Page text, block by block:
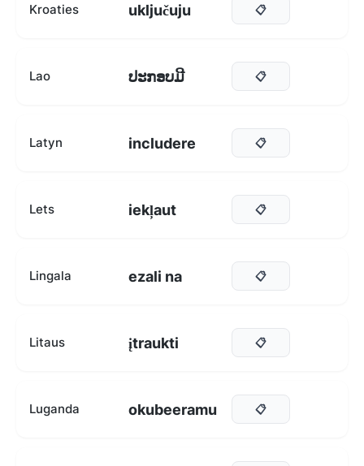
Kroaties uključuju 📋
Lao ປະກອບມີ 📋
Latyn includere 📋
Lets iekļaut 📋
Lingala ezali na 📋
Litaus įtraukti 📋
Luganda okubeeramu 📋